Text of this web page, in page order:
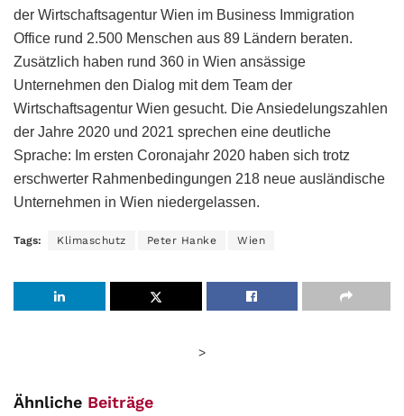
der Wirtschaftsagentur Wien im Business Immigration
Office rund 2.500 Menschen aus 89 Ländern beraten.
Zusätzlich haben rund 360 in Wien ansässige
Unternehmen den Dialog mit dem Team der
Wirtschaftsagentur Wien gesucht. Die Ansiedelungszahlen
der Jahre 2020 und 2021 sprechen eine deutliche
Sprache: Im ersten Coronajahr 2020 haben sich trotz
erschwerter Rahmenbedingungen 218 neue ausländische
Unternehmen in Wien niedergelassen.
Tags: Klimaschutz Peter Hanke Wien
>
Ähnliche Beiträge